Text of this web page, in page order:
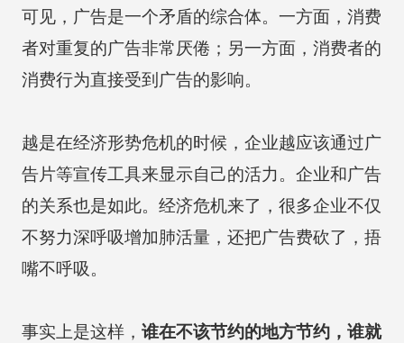
可见，广告是一个矛盾的综合体。一方面，消费
者对重复的广告非常厌倦；另一方面，消费者的
消费行为直接受到广告的影响。
越是在经济形势危机的时候，企业越应该通过广
告片等宣传工具来显示自己的活力。企业和广告
的关系也是如此。经济危机来了，很多企业不仅
不努力深呼吸增加肺活量，还把广告费砍了，捂
嘴不呼吸。
事实上是这样， 谁在不该节约的地方节约，谁就